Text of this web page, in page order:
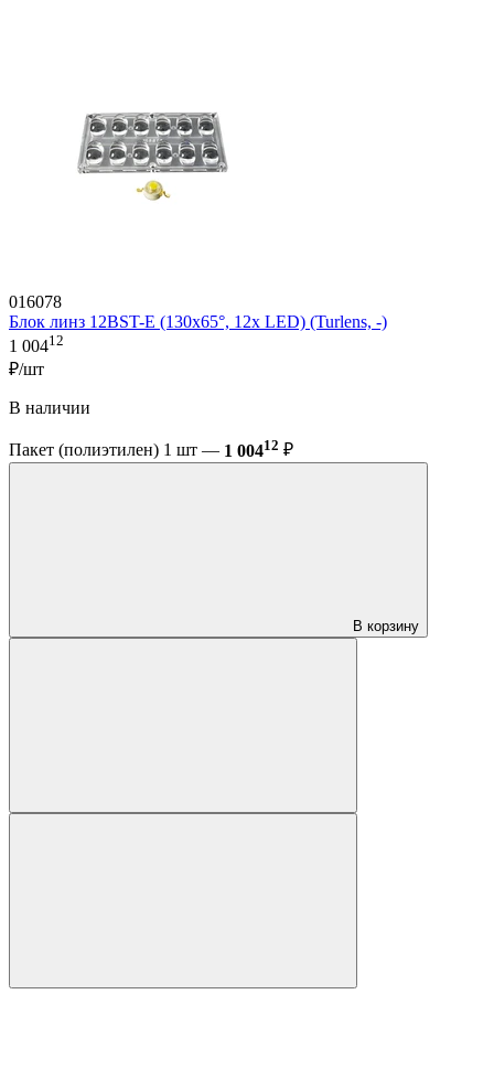
016078
Блок линз 12BST-E (130x65°, 12x LED) (Turlens, -)
1 00412
₽/шт
В наличии
Пакет (полиэтилен) 1 шт — 1 00412 ₽
В корзину